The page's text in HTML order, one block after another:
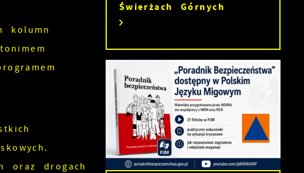
kolumn
oraz drogach
Świerżach Górnych